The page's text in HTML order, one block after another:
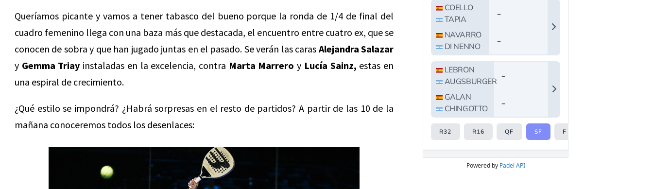
Queríamos picante y vamos a tener tabasco del bueno porque la ronda de 1/4 de final del
cuadro femenino llega con una baza más que destacada, el encuentro entre cuatro ex, que se
conocen de sobra y que han jugado juntas en el pasado. Se verán las caras Alejandra Salazar
y Gemma Triay instaladas en la excelencia, contra Marta Marrero y Lucía Sainz, estas en
una espiral de crecimiento.
¿Qué estilo se impondrá? ¿Habrá sorpresas en el resto de partidos? A partir de las 10 de la
mañana conoceremos todos los desenlaces:
Powered by Padel API